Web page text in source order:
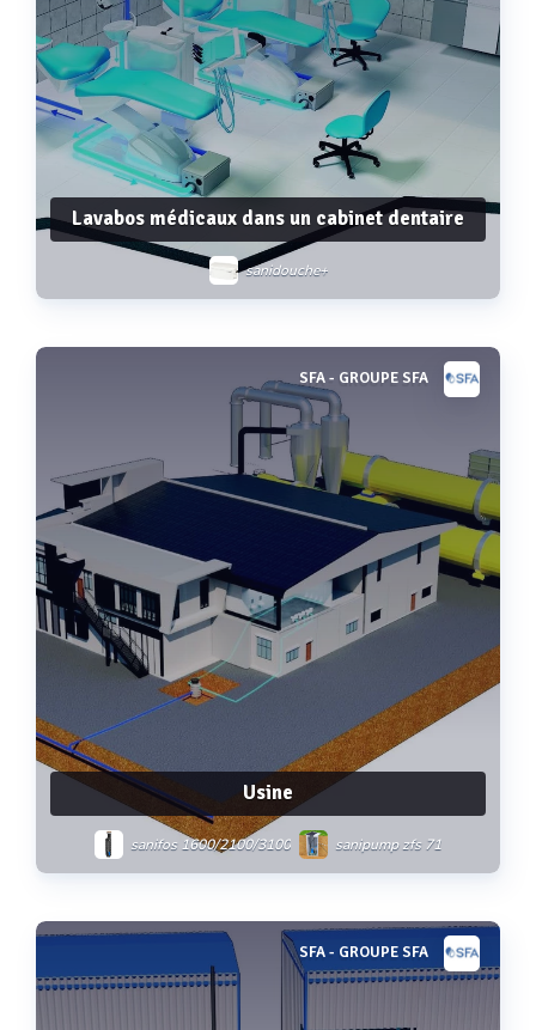
Lavabos médicaux dans un cabinet dentaire
sanidouche+
Voir plusSFA - GROUPE SFA
Usine
sanifos 1600/2100/3100 sanipump zfs 71
Voir plusSFA - GROUPE SFA